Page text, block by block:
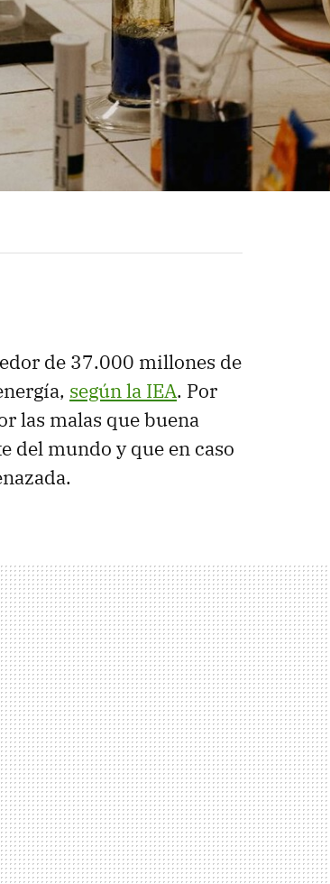
de 37.000 millones de
según la IEA. Por
las malas que buena
del mundo y que en caso